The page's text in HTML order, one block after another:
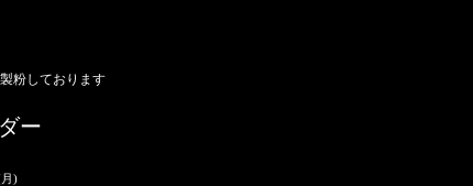
粉しております
ー
)